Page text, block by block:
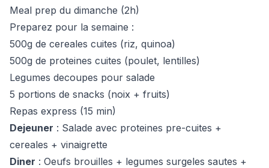
Meal prep du dimanche (2h)
Preparez pour la semaine :
500g de cereales cuites (riz, quinoa)
500g de proteines cuites (poulet, lentilles)
Legumes decoupes pour salade
5 portions de snacks (noix + fruits)
Repas express (15 min)
Dejeuner : Salade avec proteines pre-cuites +
cereales + vinaigrette
Diner : Oeufs brouilles + legumes surgeles sautes +